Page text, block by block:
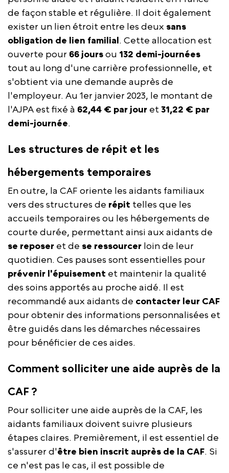
de façon stable et régulière. Il doit également
exister un lien étroit entre les deux sans
obligation de lien familial. Cette allocation est
ouverte pour 66 joursou 132 demi-journées
tout au long d'une carrière professionnelle, et
s'obtient via une demande auprès de
l'employeur. Au 1er janvier 2023, le montant de
l'AJPA est fixé à 62,44 € par jour et31,22 € par
demi-journée.
Les structures de répit et les
hébergements temporaires
En outre, la CAF oriente les aidants familiaux
vers des structures de répit telles que les
accueils temporaires ou les hébergements de
courte durée, permettant ainsi aux aidants de
se reposer et de se ressourcer loin de leur
quotidien. Ces pauses sont essentielles pour
prévenir l'épuisement et maintenir la qualité
des soins apportés au proche aidé. Il est
recommandé aux aidants de contacter leur CAF
pour obtenir des informations personnalisées et
être guidés dans les démarches nécessaires
pour bénéficier de ces aides.
Comment solliciter une aide auprès de la
CAF ?
Pour solliciter une aide auprès de la CAF, les
aidants familiaux doivent suivre plusieurs
étapes claires. Premièrement, il est essentiel de
s'assurer d'être bien inscrit auprès de la CAF. Si
ce n'est pas le cas, il est possible de